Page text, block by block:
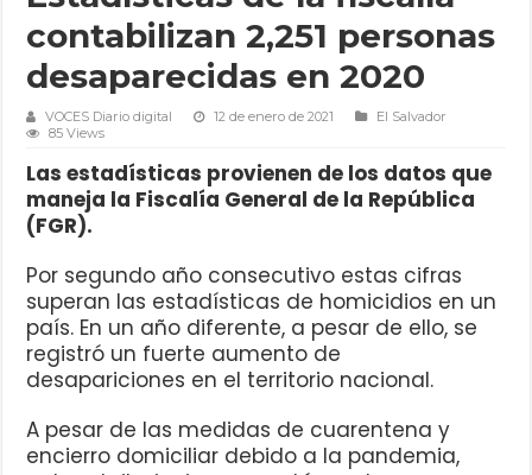
contabilizan 2,251 personas
desaparecidas en 2020
VOCES Diario digital 12 de enero de 2021
El Salvador
85 Views
Las estadísticas provienen de los datos que
maneja la Fiscalía General de la República
(FGR).
Por segundo año consecutivo estas cifras
superan las estadísticas de homicidios en un
país. En un año diferente, a pesar de ello, se
registró un fuerte aumento de
desapariciones en el territorio nacional.
A pesar de las medidas de cuarentena y
encierro domiciliar debido a la pandemia,